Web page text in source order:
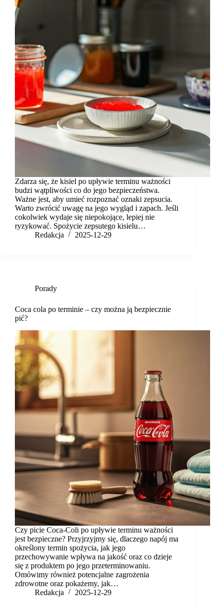
Zdarza się, że kisiel po upływie terminu ważności
budzi wątpliwości co do jego bezpieczeństwa.
Ważne jest, aby umieć rozpoznać oznaki zepsucia.
Warto zwrócić uwagę na jego wygląd i zapach. Jeśli
cokolwiek wydaje się niepokojące, lepiej nie
ryzykować. Spożycie zepsutego kisielu…
Redakcja
2025-12-29
Porady
Coca cola po terminie – czy można ją bezpiecznie
pić?
Czy picie Coca-Coli po upływie terminu ważności
jest bezpieczne? Przyjrzyjmy się, dlaczego napój ma
określony termin spożycia, jak jego
przechowywanie wpływa na jakość oraz co dzieje
się z produktem po jego przeterminowaniu.
Omówimy również potencjalne zagrożenia
zdrowotne oraz pokażemy, jak…
Redakcja
2025-12-29